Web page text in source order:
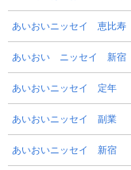
あいおいニッセイ 恵比寿
あいおい ニッセイ 新宿
あいおいニッセイ 定年
あいおいニッセイ 副業
あいおいニッセイ 新宿